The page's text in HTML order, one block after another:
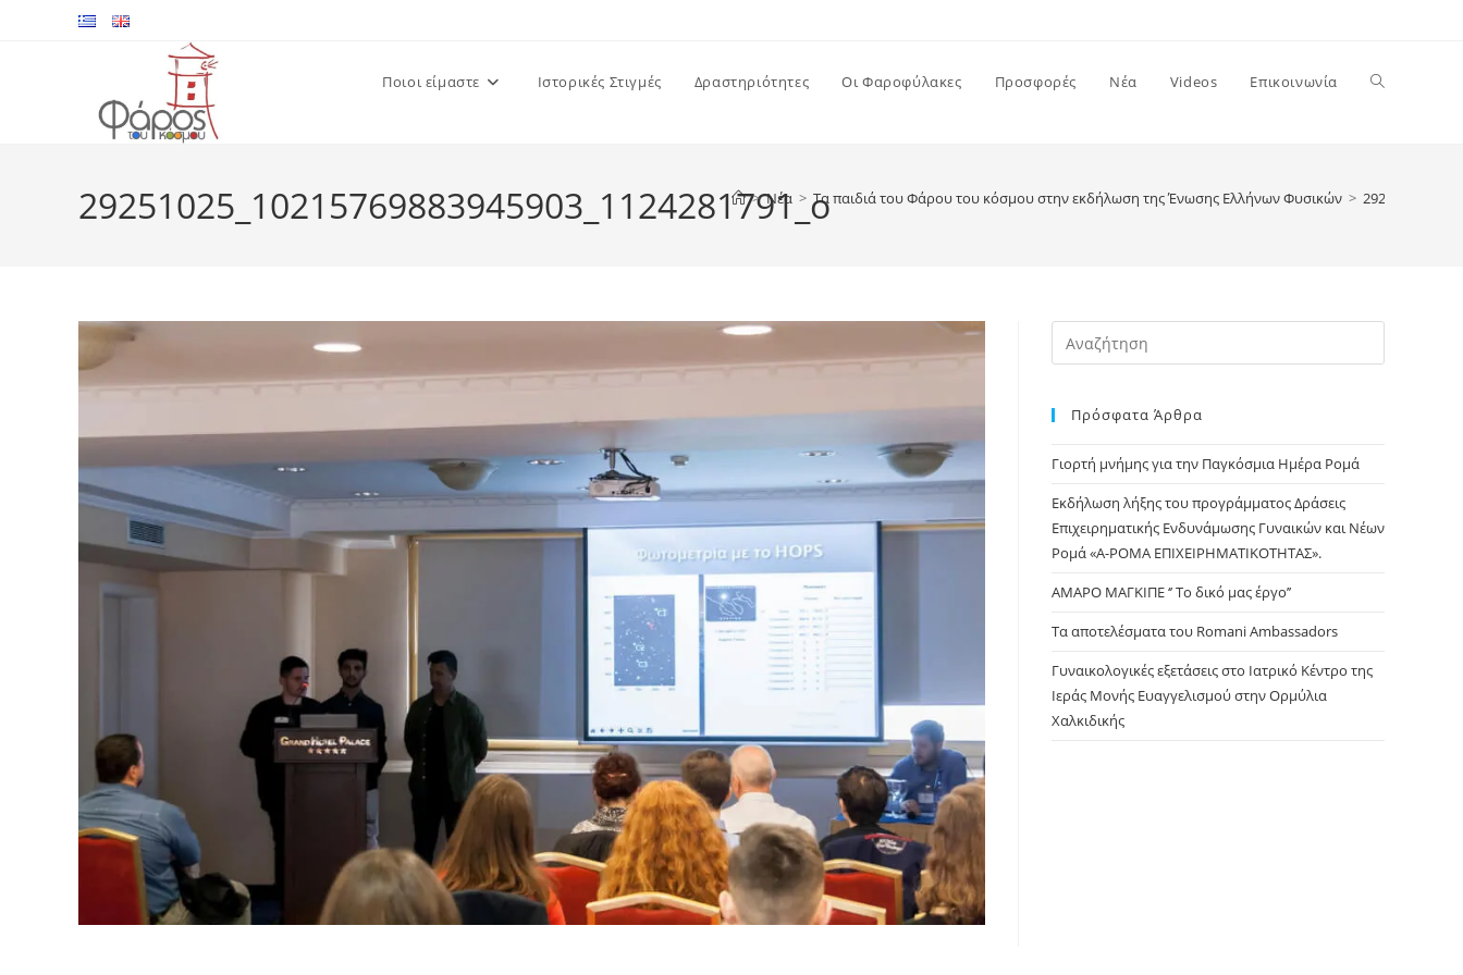
Ποιοι είμαστε Ιστορικές Στιγμές Δραστηριότητες Οι Φαροφύλακες Προσφορές Νέα Videos Επικοινωνία Toggle
29251025_10215769883945903_1124281791_o
> Νέα > Τα παιδιά του Φάρου του κόσμου στην εκδήλωση της Ένωσης Ελλήνων Φυσικών >
Escape
Πρόσφατα Άρθρα
Γιορτή μνήμης για την Παγκόσμια Ημέρα Ρομά
Εκδήλωση λήξης του προγράμματος Δράσεις
Επιχειρηματικής Ενδυνάμωσης Γυναικών και Νέων
Ρομά «Α-ΡΟΜΑ ΕΠΙΧΕΙΡΗΜΑΤΙΚΟΤΗΤΑΣ».
ΑΜΑΡΟ ΜΑΓΚΙΠΕ ‘’ Το δικό μας έργο’’
Τα αποτελέσματα του Romani Ambassadors
Γυναικολογικές εξετάσεις στο Ιατρικό Κέντρο της
Ιεράς Μονής Ευαγγελισμού στην Ορμύλια
Χαλκιδικής